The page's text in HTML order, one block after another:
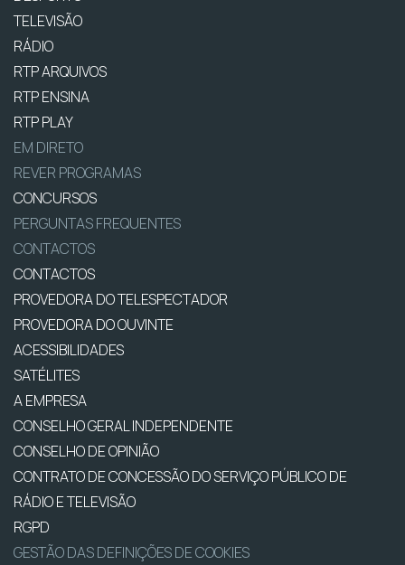
TELEVISÃO
RÁDIO
RTP ARQUIVOS
RTP ENSINA
RTP PLAY
EM DIRETO
REVER PROGRAMAS
CONCURSOS
PERGUNTAS FREQUENTES
CONTACTOS
CONTACTOS
PROVEDORA DO TELESPECTADOR
PROVEDORA DO OUVINTE
ACESSIBILIDADES
SATÉLITES
A EMPRESA
CONSELHO GERAL INDEPENDENTE
CONSELHO DE OPINIÃO
CONTRATO DE CONCESSÃO DO SERVIÇO PÚBLICO DE
RÁDIO E TELEVISÃO
RGPD
GESTÃO DAS DEFINIÇÕES DE COOKIES